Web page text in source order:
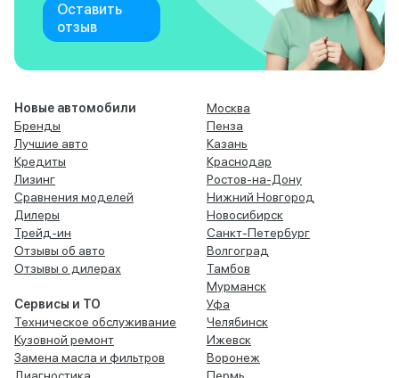
Оставить
отзыв
Новые автомобили
Бренды
Лучшие авто
Кредиты
Лизинг
Сравнения моделей
Дилеры
Трейд-ин
Отзывы об авто
Отзывы о дилерах
Сервисы и ТО
Техническое обслуживание
Кузовной ремонт
Замена масла и фильтров
Москва
Пенза
Казань
Краснодар
Ростов-на-Дону
Нижний Новгород
Новосибирск
Санкт-Петербург
Волгоград
Тамбов
Мурманск
Уфа
Челябинск
Ижевск
Воронеж